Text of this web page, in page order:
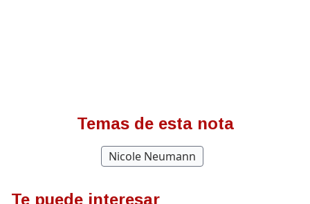
Temas de esta nota
Nicole Neumann
Te puede interesar